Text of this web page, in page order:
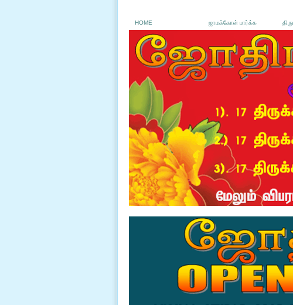
HOME ஜாமக்கோள் பார்க்க